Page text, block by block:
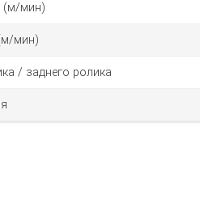
(м/мин)
мин)
/ заднего ролика